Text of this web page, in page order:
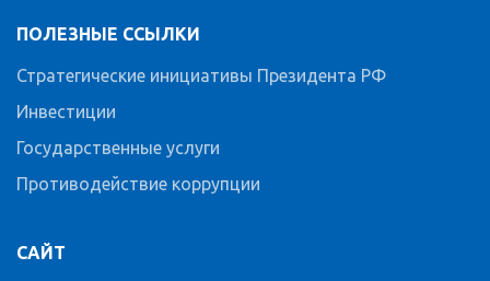
ПОЛЕЗНЫЕ ССЫЛКИ
Стратегические инициативы Президента РФ
Инвестиции
Государственные услуги
Противодействие коррупции
САЙТ